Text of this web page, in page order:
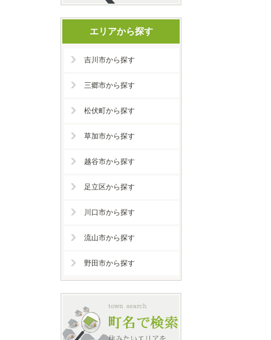
エリアから探す
吉川市から探す
三郷市から探す
松伏町から探す
草加市から探す
越谷市から探す
足立区から探す
川口市から探す
流山市から探す
野田市から探す